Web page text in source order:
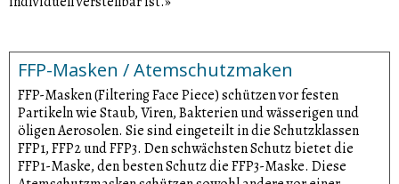
FFP-Masken / Atemschutzmaken
FFP-Masken (Filtering Face Piece) schützen vor festen
Partikeln wie Staub, Viren, Bakterien und wässerigen und
öligen Aerosolen. Sie sind eingeteilt in die Schutzklassen
FFP1, FFP2 und FFP3. Den schwächsten Schutz bietet die
FFP1-Maske, den besten Schutz die FFP3-Maske. Diese